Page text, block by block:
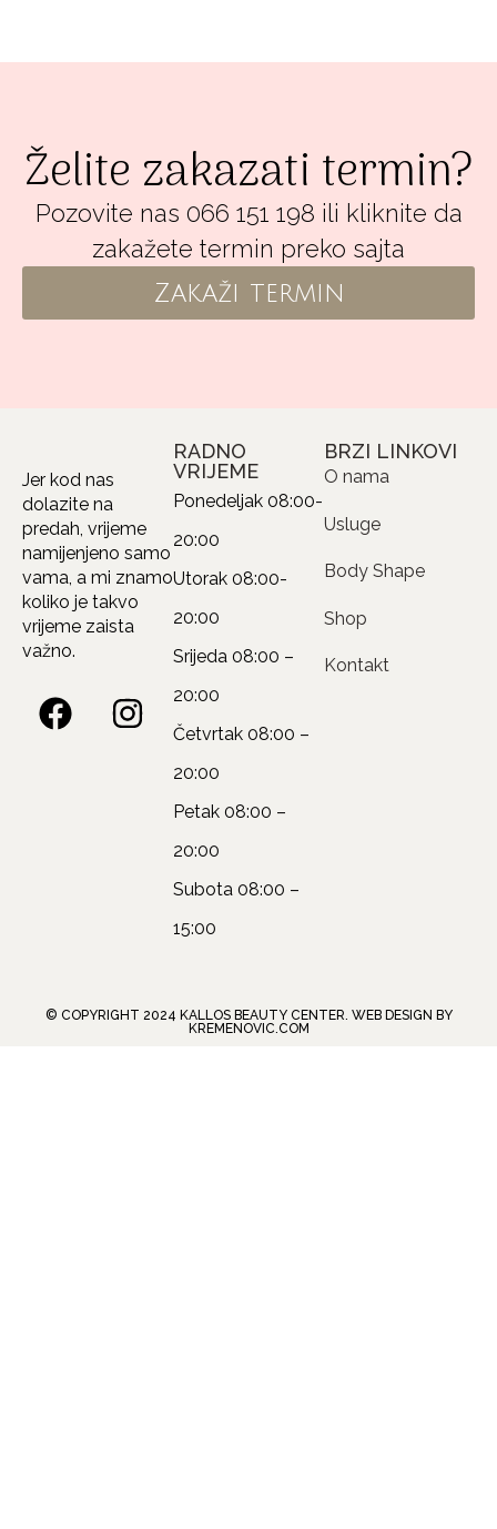
Želite zakazati termin?
Pozovite nas 066 151 198 ili kliknite da
zakažete termin preko sajta
Zakaži termin
Jer kod nas
dolazite na
predah, vrijeme
namijenjeno samo
vama, a mi znamo
koliko je takvo
vrijeme zaista
važno.
RADNO
VRIJEME
Ponedeljak 08:00-
20:00
Utorak 08:00-
20:00
Srijeda 08:00 –
20:00
Četvrtak 08:00 –
20:00
Petak 08:00 –
20:00
Subota 08:00 –
15:00
BRZI LINKOVI
O nama
Usluge
Body Shape
Shop
Kontakt
© COPYRIGHT 2024 KALLOS BEAUTY CENTER. WEB DESIGN BY
KREMENOVIC.COM